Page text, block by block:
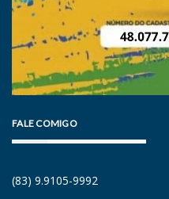
FALE COMIGO
(83) 9.9105-9992